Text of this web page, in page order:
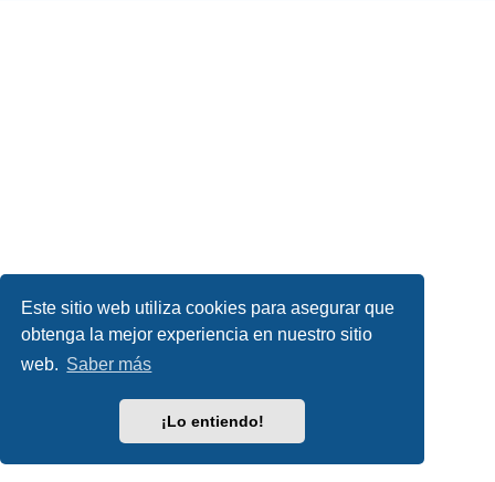
Este sitio web utiliza cookies para asegurar que
obtenga la mejor experiencia en nuestro sitio
web. Saber más
¡Lo entiendo!